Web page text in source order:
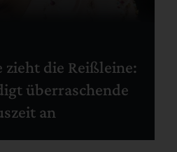
zieht die Reißleine:
überraschende
an